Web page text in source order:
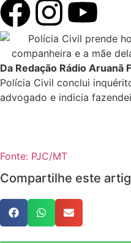
Da Redação Rádio Aruanã
Polícia Civil conclui
advogado e indicia
Fonte: PJC/MT
Compartilhe este